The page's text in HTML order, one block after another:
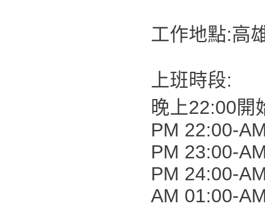
工作地點:高
上班時段:
晚上22:00開
PM 22:00-
PM 23:00-
PM 24:00-
AM 01:00-